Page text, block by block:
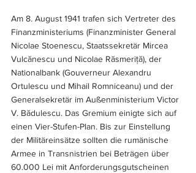
Am 8. August 1941 trafen sich Vertreter des
Finanzministeriums (Finanzminister General
Nicolae Stoenescu, Staatssekretär Mircea
Vulcănescu und Nicolae Răsmeriţă), der
Nationalbank (Gouverneur Alexandru
Ortulescu und Mihail Romniceanu) und der
Generalsekretär im Außenministerium Victor
V. Bădulescu. Das Gremium einigte sich auf
einen Vier-Stufen-Plan. Bis zur Einstellung
der Militäreinsätze sollten die rumänische
Armee in Transnistrien bei Beträgen über
60.000 Lei mit Anforderungsgutscheinen